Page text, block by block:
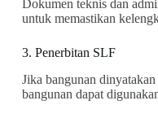
Dokumen teknis dan
untuk memastikan
3. Penerbitan SLF
Jika bangunan
bangunan dapat